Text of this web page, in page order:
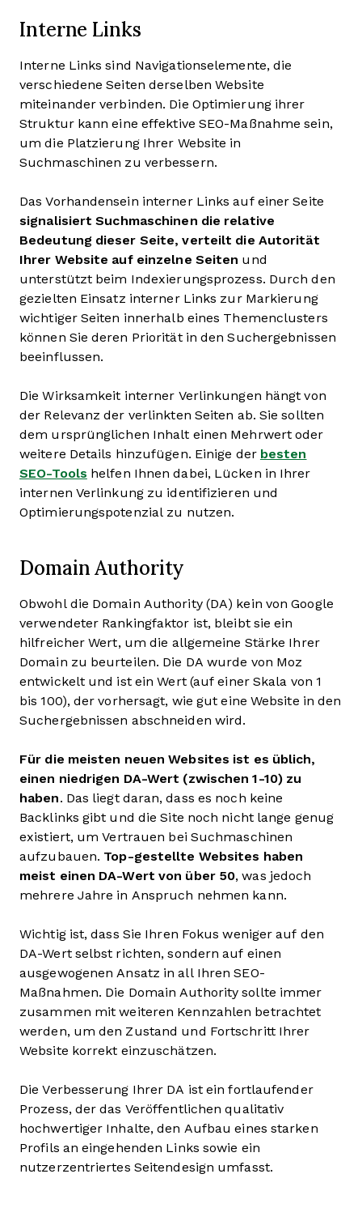
Interne Links
Interne Links sind Navigationselemente, die
verschiedene Seiten derselben Website
miteinander verbinden. Die Optimierung ihrer
Struktur kann eine effektive SEO-Maßnahme sein,
um die Platzierung Ihrer Website in
Suchmaschinen zu verbessern.
Das Vorhandensein interner Links auf einer Seite
signalisiert Suchmaschinen die relative
Bedeutung dieser Seite, verteilt die Autorität
Ihrer Website auf einzelne Seiten und
unterstützt beim Indexierungsprozess. Durch den
gezielten Einsatz interner Links zur Markierung
wichtiger Seiten innerhalb eines Themenclusters
können Sie deren Priorität in den Suchergebnissen
beeinflussen.
Die Wirksamkeit interner Verlinkungen hängt von
der Relevanz der verlinkten Seiten ab. Sie sollten
dem ursprünglichen Inhalt einen Mehrwert oder
weitere Details hinzufügen. Einige der besten
SEO-Tools helfen Ihnen dabei, Lücken in Ihrer
internen Verlinkung zu identifizieren und
Optimierungspotenzial zu nutzen.
Domain Authority
Obwohl die Domain Authority (DA) kein von Google
verwendeter Rankingfaktor ist, bleibt sie ein
hilfreicher Wert, um die allgemeine Stärke Ihrer
Domain zu beurteilen. Die DA wurde von Moz
entwickelt und ist ein Wert (auf einer Skala von 1
bis 100), der vorhersagt, wie gut eine Website in den
Suchergebnissen abschneiden wird.
Für die meisten neuen Websites ist es üblich,
einen niedrigen DA-Wert (zwischen 1-10) zu
haben. Das liegt daran, dass es noch keine
Backlinks gibt und die Site noch nicht lange genug
existiert, um Vertrauen bei Suchmaschinen
aufzubauen. Top-gestellte Websites haben
meist einen DA-Wert von über 50, was jedoch
mehrere Jahre in Anspruch nehmen kann.
Wichtig ist, dass Sie Ihren Fokus weniger auf den
DA-Wert selbst richten, sondern auf einen
ausgewogenen Ansatz in all Ihren SEO-
Maßnahmen. Die Domain Authority sollte immer
zusammen mit weiteren Kennzahlen betrachtet
werden, um den Zustand und Fortschritt Ihrer
Website korrekt einzuschätzen.
Die Verbesserung Ihrer DA ist ein fortlaufender
Prozess, der das Veröffentlichen qualitativ
hochwertiger Inhalte, den Aufbau eines starken
Profils an eingehenden Links sowie ein
nutzerzentriertes Seitendesign umfasst.